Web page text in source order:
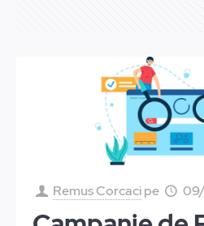
Remus Corcacipe